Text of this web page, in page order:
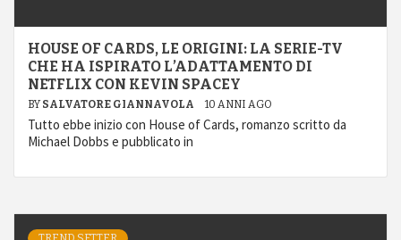
HOUSE OF CARDS, LE ORIGINI: LA SERIE-TV
CHE HA ISPIRATO L’ADATTAMENTO DI
NETFLIX CON KEVIN SPACEY
BY SALVATORE GIANNAVOLA 10 ANNI AGO
Tutto ebbe inizio con House of Cards, romanzo scritto da
Michael Dobbs e pubblicato in